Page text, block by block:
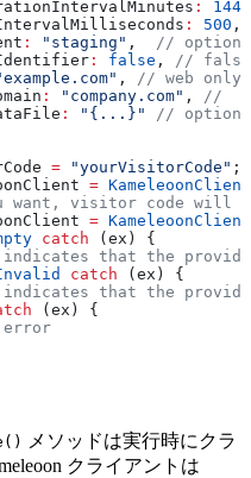
:
1440
: 500 ,
: "staging" ,
//
: false ,
// false
,
// web only
: "company.com" ,
//
: "{...}"
//
= "yourVisitorCode" ;
=
want, visitor code will
=
catch (ex) {
that the
catch (ex) {
that the
(ex) {
error
メソッドは実行時にクラ
クライアントは